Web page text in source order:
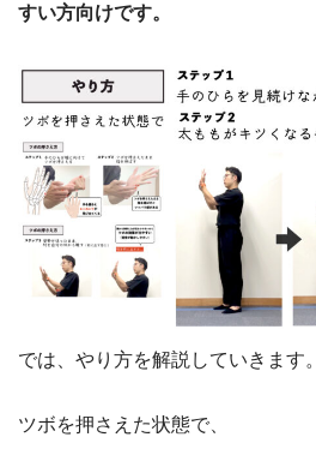
すい方向けです。
では、やり方を解説していきます。
ツボを押さえた状態で、